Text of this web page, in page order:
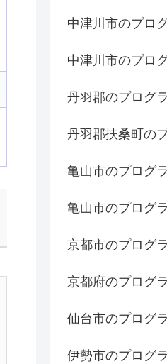
中津川市のプロ
中津川市のプロ
丹羽郡のプログ
丹羽郡扶桑町の
亀山市のプログ
亀山市のプログ
京都市のプログ
京都府のプログ
仙台市のプログ
伊勢市のプログ